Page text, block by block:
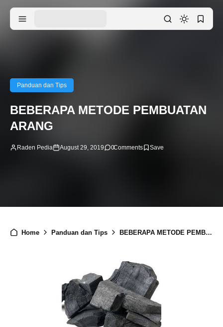
Panduan dan Tips
BEBERAPA METODE PEMBUATAN
ARANG
Raden Pedia August 29, 2019 0Comments
Home Panduan dan Tips BEBERAPA METODE PEMBUATAN ARANG